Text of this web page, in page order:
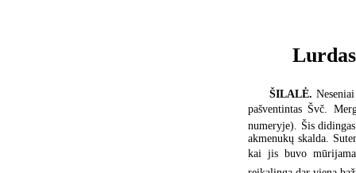
ŠILALĖ.
pašventintas Švč.
numeryje). Šis
akmenukų skalda.
kai jis buvo